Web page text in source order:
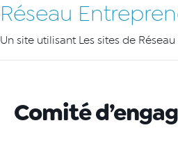
Réseau
Un site utilisant Les sites de
Comité